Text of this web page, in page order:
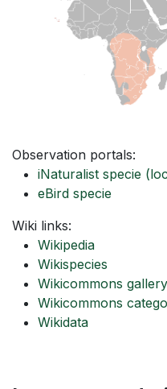
Observation portals:
iNaturalist specie
eBird specie
Wiki links:
Wikipedia
Wikispecies
Wikicommons gallery
Wikicommons
Wikidata